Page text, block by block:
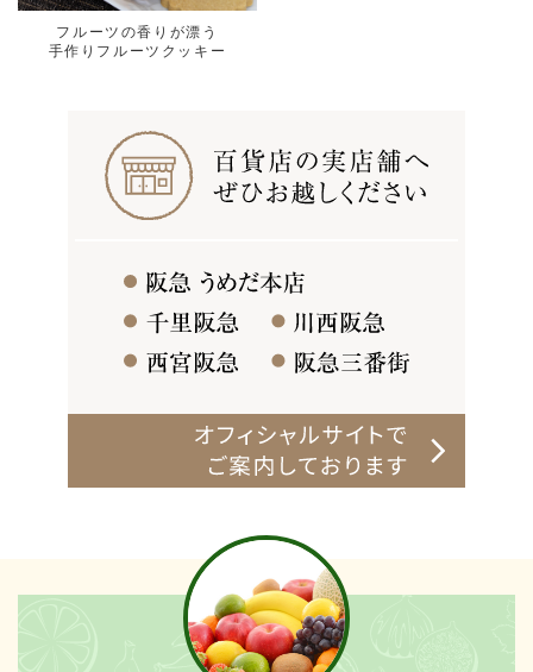
フルーツの香りが漂う
手作りフルーツクッキー